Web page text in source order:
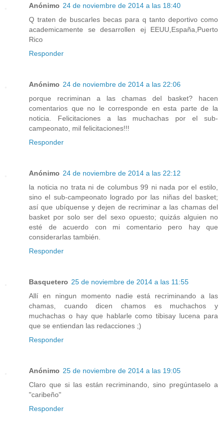
Anónimo 24 de noviembre de 2014 a las 18:40
Q traten de buscarles becas para q tanto deportivo como
academicamente se desarrollen ej EEUU,España,Puerto
Rico
Responder
Anónimo 24 de noviembre de 2014 a las 22:06
porque recriminan a las chamas del basket? hacen
comentarios que no le corresponde en esta parte de la
noticia. Felicitaciones a las muchachas por el sub-
campeonato, mil felicitaciones!!!
Responder
Anónimo 24 de noviembre de 2014 a las 22:12
la noticia no trata ni de columbus 99 ni nada por el estilo,
sino el sub-campeonato logrado por las niñas del basket;
así que ubíquense y dejen de recriminar a las chamas del
basket por solo ser del sexo opuesto; quizás alguien no
esté de acuerdo con mi comentario pero hay que
considerarlas también.
Responder
Basquetero 25 de noviembre de 2014 a las 11:55
Allí en ningun momento nadie está recriminando a las
chamas, cuando dicen chamos es muchachos y
muchachas o hay que hablarle como tibisay lucena para
que se entiendan las redacciones ;)
Responder
Anónimo 25 de noviembre de 2014 a las 19:05
Claro que si las están recriminando, sino pregúntaselo a
"caribeño"
Responder